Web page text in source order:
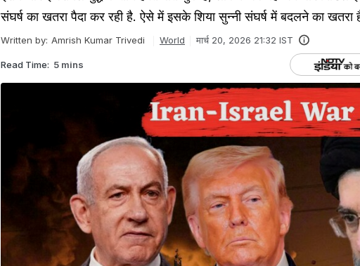
संघर्ष का खतरा पैदा कर रही है. ऐसे में इसके शिया सुन्नी संघर्ष में बदलने का खतरा
Written by: Amrish Kumar Trivedi World मार्च 20, 2026 21:32 IST
Read Time: 5 mins